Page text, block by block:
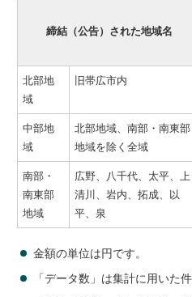
締結（公告）された地域名
北部地
域
旧帯広市内
中部地
域
北部地域、南部・南東部
地域を除く全域
南部・
南東部
地域
広野、八千代、太平、上
清川、岩内、拓成、以
平、泉
金額の単位は円です。
「データ数」は集計に用いた件